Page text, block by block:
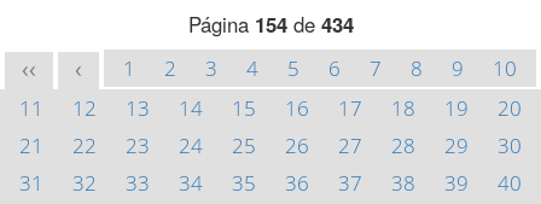
Página 154de 434
<< < 1 2 3 4 5 6 7 8 9
10
11
12 13 14 15 16 17 18 19
20
21
22 23 24 25 26 27 28 29
30
31
32 33 34 35 36 37 38 39
40